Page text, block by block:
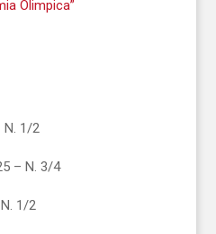
Olimpica”
N. 1/2
– N. 3/4
1/2